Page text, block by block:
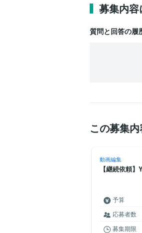
募集内
質問と回答の履
この募集
動画編集
【継続依頼
予算
応募者数
募集期限